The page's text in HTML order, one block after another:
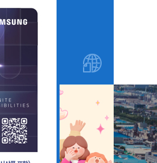
창업지원
안내